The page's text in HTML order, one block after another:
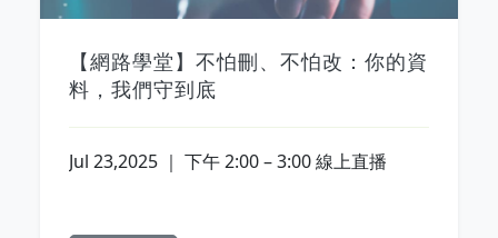
【網路學堂】不怕刪、不怕改：你的資
料，我們守到底
Jul 23,2025 ｜ 下午 2:00 – 3:00 線上直播